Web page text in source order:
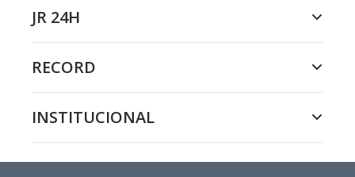
JR 24H
RECORD
INSTITUCIONAL